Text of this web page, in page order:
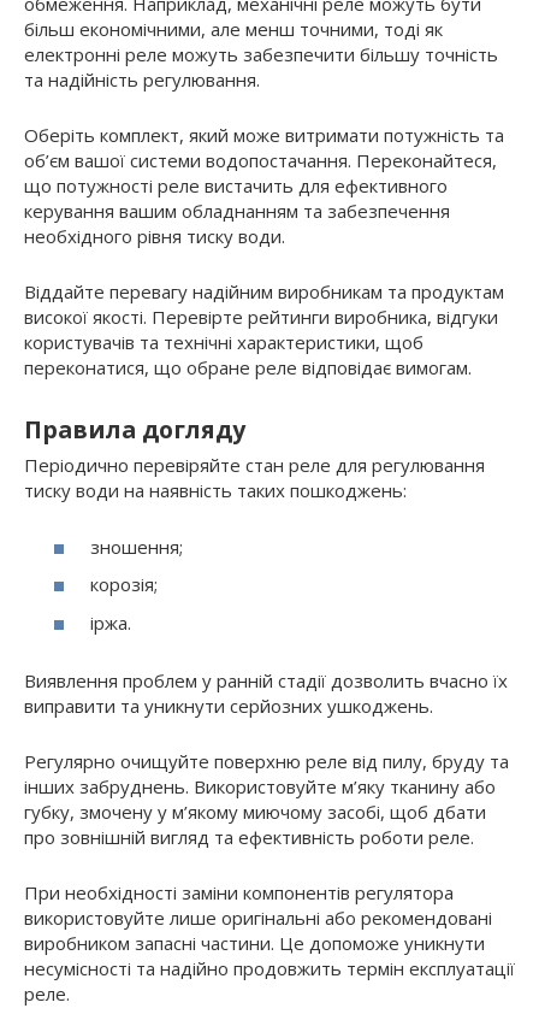
більш економічними, але менш точними, тоді як
електронні реле можуть забезпечити більшу точність
та надійність регулювання.
Оберіть комплект, який може витримати потужність та
об’єм вашої системи водопостачання. Переконайтеся,
що потужності реле вистачить для ефективного
керування вашим обладнанням та забезпечення
необхідного рівня тиску води.
Віддайте перевагу надійним виробникам та продуктам
високої якості. Перевірте рейтинги виробника, відгуки
користувачів та технічні характеристики, щоб
переконатися, що обране реле відповідає вимогам.
Правила догляду
Періодично перевіряйте стан реле для регулювання
тиску води на наявність таких пошкоджень:
зношення;
корозія;
іржа.
Виявлення проблем у ранній стадії дозволить вчасно їх
виправити та уникнути серйозних ушкоджень.
Регулярно очищуйте поверхню реле від пилу, бруду та
інших забруднень. Використовуйте м’яку тканину або
губку, змочену у м’якому миючому засобі, щоб дбати
про зовнішній вигляд та ефективність роботи реле.
При необхідності заміни компонентів регулятора
використовуйте лише оригінальні або рекомендовані
виробником запасні частини. Це допоможе уникнути
несумісності та надійно продовжить термін експлуатації
реле.